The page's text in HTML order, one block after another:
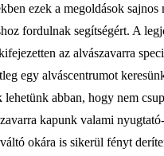
ezek a megoldások
fordulnak segítségért. A
az alvászavarra
egy alváscentrumot
lehetünk abban, hogy nem
kapunk valami
okára is sikerül fényt